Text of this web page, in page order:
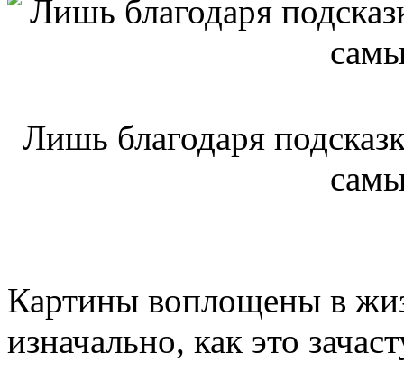
Лишь благодаря
Картины воплощены в
изначально, как это